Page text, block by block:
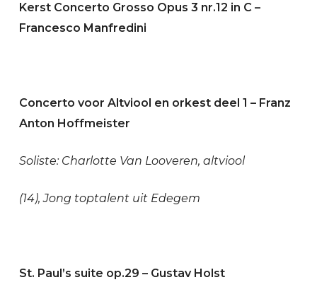
Kerst Concerto Grosso Opus 3 nr.12 in C –
Francesco Manfredini
Concerto voor Altviool en orkest deel 1 – Franz
Anton Hoffmeister
Soliste: Charlotte Van Looveren, altviool
(14), Jong toptalent uit Edegem
St. Paul’s suite op.29 – Gustav Holst